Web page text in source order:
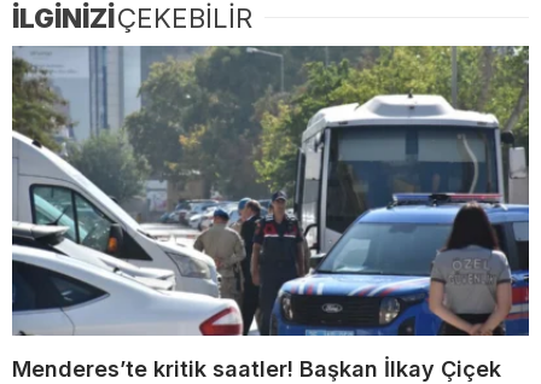
İLGİNİZİÇEKEBİLİR
Menderes’te kritik saatler! Başkan İlkay Çiçek